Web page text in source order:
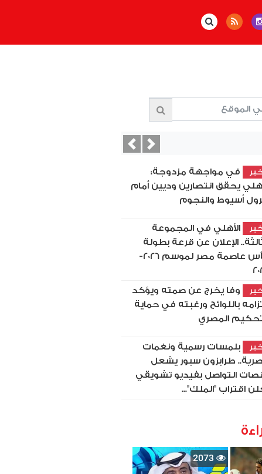
في مواجهة مزدوجة:
يحقق انتصارين وديين أمام
أسيوط والنجوم
الأهلي في المجموعة
الإعلان عن قرعة بطولة
كأس عاصمة مصر لموسم 2026-
وفا يخرج عن صمته ويؤكد
باللوائح ورغبته في حماية
المصري
بلمسات رسمية ونغمات
طرابزون سبور يشعل
التواصل بفيديو تشويقي
اقتراب "الملك"...
PreviousNext
2073